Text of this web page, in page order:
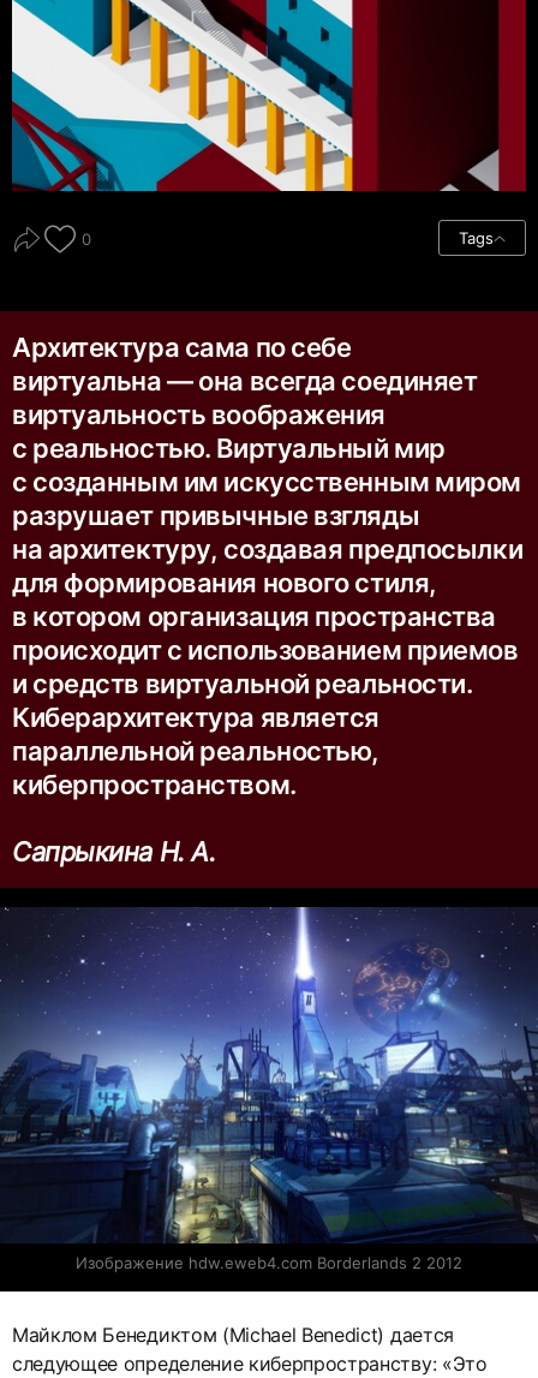
0 Tags
Архитектура сама по себе
виртуальна — она всегда соединяет
виртуальность воображения
с реальностью. Виртуальный мир
с созданным им искусственным миром
разрушает привычные взгляды
на архитектуру, создавая предпосылки
для формирования нового стиля,
в котором организация пространства
происходит с использованием приемов
и средств виртуальной реальности.
Киберархитектура является
параллельной реальностью,
киберпространством.
Сапрыкина Н. А.
Изображение hdw.eweb4.com Borderlands 2 2012
Майклом Бенедиктом (Michael Benedict) дается
следующее определение киберпространству: «Это